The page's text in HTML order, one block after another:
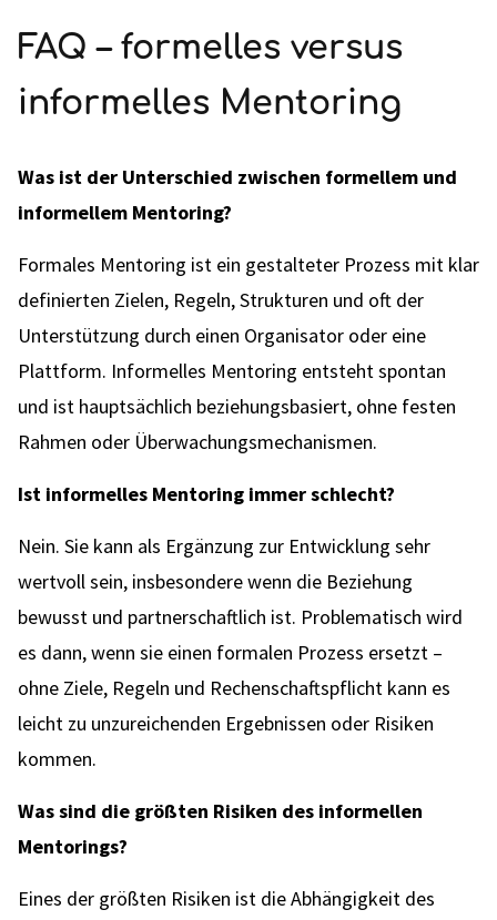
FAQ – formelles versus
informelles Mentoring
Was ist der Unterschied zwischen formellem und
informellem Mentoring?
Formales Mentoring ist ein gestalteter Prozess mit klar
definierten Zielen, Regeln, Strukturen und oft der
Unterstützung durch einen Organisator oder eine
Plattform. Informelles Mentoring entsteht spontan
und ist hauptsächlich beziehungsbasiert, ohne festen
Rahmen oder Überwachungsmechanismen.
Ist informelles Mentoring immer schlecht?
Nein. Sie kann als Ergänzung zur Entwicklung sehr
wertvoll sein, insbesondere wenn die Beziehung
bewusst und partnerschaftlich ist. Problematisch wird
es dann, wenn sie einen formalen Prozess ersetzt –
ohne Ziele, Regeln und Rechenschaftspflicht kann es
leicht zu unzureichenden Ergebnissen oder Risiken
kommen.
Was sind die größten Risiken des informellen
Mentorings?
Eines der größten Risiken ist die Abhängigkeit des